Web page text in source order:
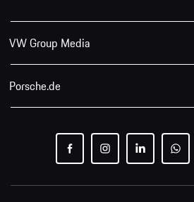
VW Group Media
Porsche.de